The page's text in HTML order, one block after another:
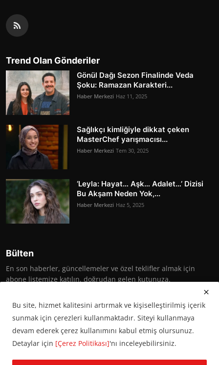
Trend Olan Gönderiler
Gönül Dağı Sezon Finalinde Veda
Şoku: Ramazan Karakteri...
Haber Merkezi Haz 11, 2025
Sağlıkçı kimliğiyle dikkat çeken
MasterChef yarışmacısı...
Haber Merkezi Tem 30, 2025
‘Leyla: Hayat… Aşk… Adalet…’ Dizisi
Bu Akşam Neden Yok,...
Haber Merkezi Haz 5, 2025
Bülten
En son haberler, güncellemeler ve özel teklifler almak için
abone listemize katılın, doğrudan gelen kutunuza.
Abone Ol
Bu site, hizmet kalitesini artırmak ve kişiselleştirilmiş içerik
sunmak için çerezleri kullanmaktadır. Siteyi kullanmaya
devam ederek çerez kullanımını kabul etmiş olursunuz.
Detaylar için [Çerez Politikası]'nı inceleyebilirsiniz.